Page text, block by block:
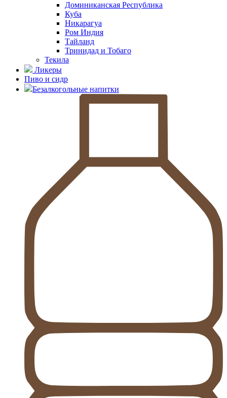
Доминиканская Республика
Куба
Никарагуа
Ром Индия
Тайланд
Тринидад и Тобаго
Текила
Ликеры
Пиво и сидр
Безалкогольные напитки